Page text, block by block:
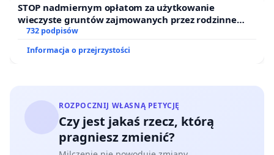
STOP nadmiernym opłatom za użytkowanie
wieczyste gruntów zajmowanych przez rodzinne
ogrody działkowe.
732 podpisów
Informacja o przejrzystości
ROZPOCZNIJ WŁASNĄ PETYCJĘ
Czy jest jakaś rzecz, którą
pragniesz zmienić?